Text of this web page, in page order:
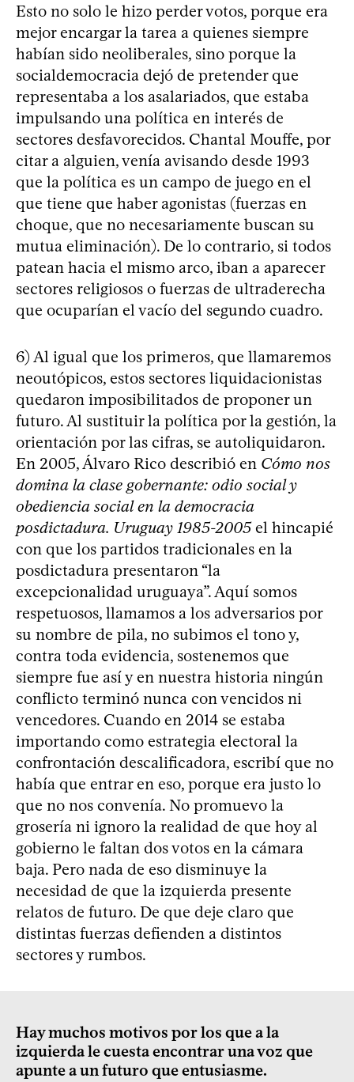
Esto no solo le hizo perder votos, porque era
mejor encargar la tarea a quienes siempre
habían sido neoliberales, sino porque la
socialdemocracia dejó de pretender que
representaba a los asalariados, que estaba
impulsando una política en interés de
sectores desfavorecidos. Chantal Mouffe, por
citar a alguien, venía avisando desde 1993
que la política es un campo de juego en el
que tiene que haber agonistas (fuerzas en
choque, que no necesariamente buscan su
mutua eliminación). De lo contrario, si todos
patean hacia el mismo arco, iban a aparecer
sectores religiosos o fuerzas de ultraderecha
que ocuparían el vacío del segundo cuadro.
6) Al igual que los primeros, que llamaremos
neoutópicos, estos sectores liquidacionistas
quedaron imposibilitados de proponer un
futuro. Al sustituir la política por la gestión, la
orientación por las cifras, se autoliquidaron.
En 2005, Álvaro Rico describió en Cómo nos
domina la clase gobernante: odio social y
obediencia social en la democracia
posdictadura. Uruguay 1985-2005el hincapié
con que los partidos tradicionales en la
posdictadura presentaron “la
excepcionalidad uruguaya”. Aquí somos
respetuosos, llamamos a los adversarios por
su nombre de pila, no subimos el tono y,
contra toda evidencia, sostenemos que
siempre fue así y en nuestra historia ningún
conflicto terminó nunca con vencidos ni
vencedores. Cuando en 2014 se estaba
importando como estrategia electoral la
confrontación descalificadora, escribí que no
había que entrar en eso, porque era justo lo
que no nos convenía. No promuevo la
grosería ni ignoro la realidad de que hoy al
gobierno le faltan dos votos en la cámara
baja. Pero nada de eso disminuye la
necesidad de que la izquierda presente
relatos de futuro. De que deje claro que
distintas fuerzas defienden a distintos
sectores y rumbos.
Hay muchos motivos por los que a la
izquierda le cuesta encontrar una voz que
apunte a un futuro que entusiasme.